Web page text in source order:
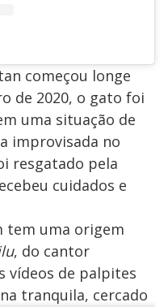
começou longe
de 2020, o gato foi
uma situação de
improvisada no
resgatado pela
cuidados e
tem uma origem
, do cantor
vídeos de palpites
tranquila, cercado